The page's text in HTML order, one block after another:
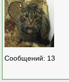
Сообщений: 13